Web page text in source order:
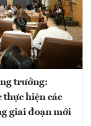
trưởng:
thực hiện các
giai đoạn mới